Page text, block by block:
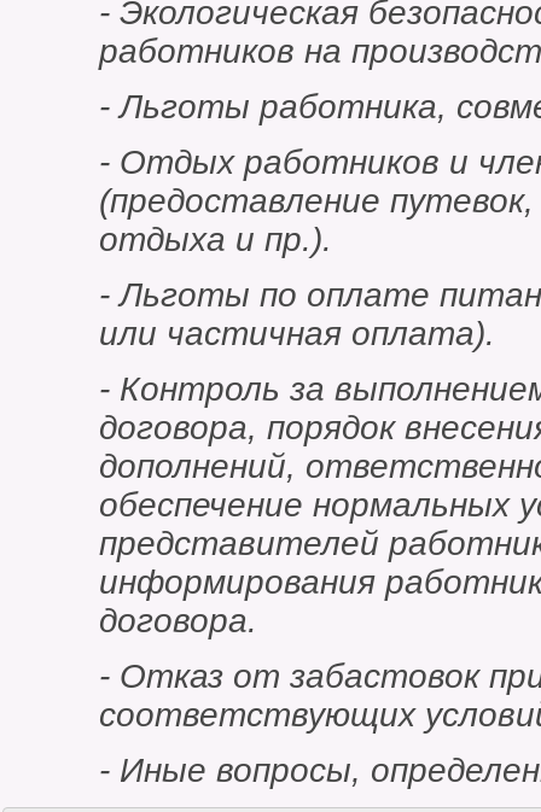
- Экологическая
работников на
- Льготы работника,
- Отдых работников и
(предоставление
отдыха и пр.).
- Льготы по оплате
или частичная оплата).
- Контроль за
договора, порядок
дополнений,
обеспечение нормальных
представителей
информирования
договора.
- Отказ от забастовок
соответствующих
- Иные вопросы,